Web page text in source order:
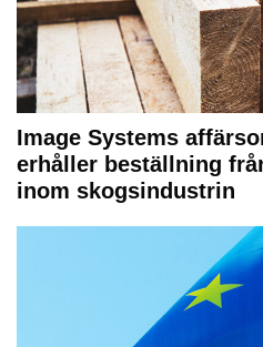
Image Systems
erhåller beställning
inom skogsindustrin